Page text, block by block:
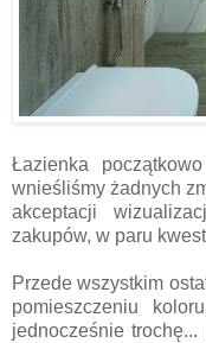
Łazienka
wnieśliśmy żadnych
akceptacji
zakupów, w paru
Przede wszystkim
pomieszczeniu
jednocześnie